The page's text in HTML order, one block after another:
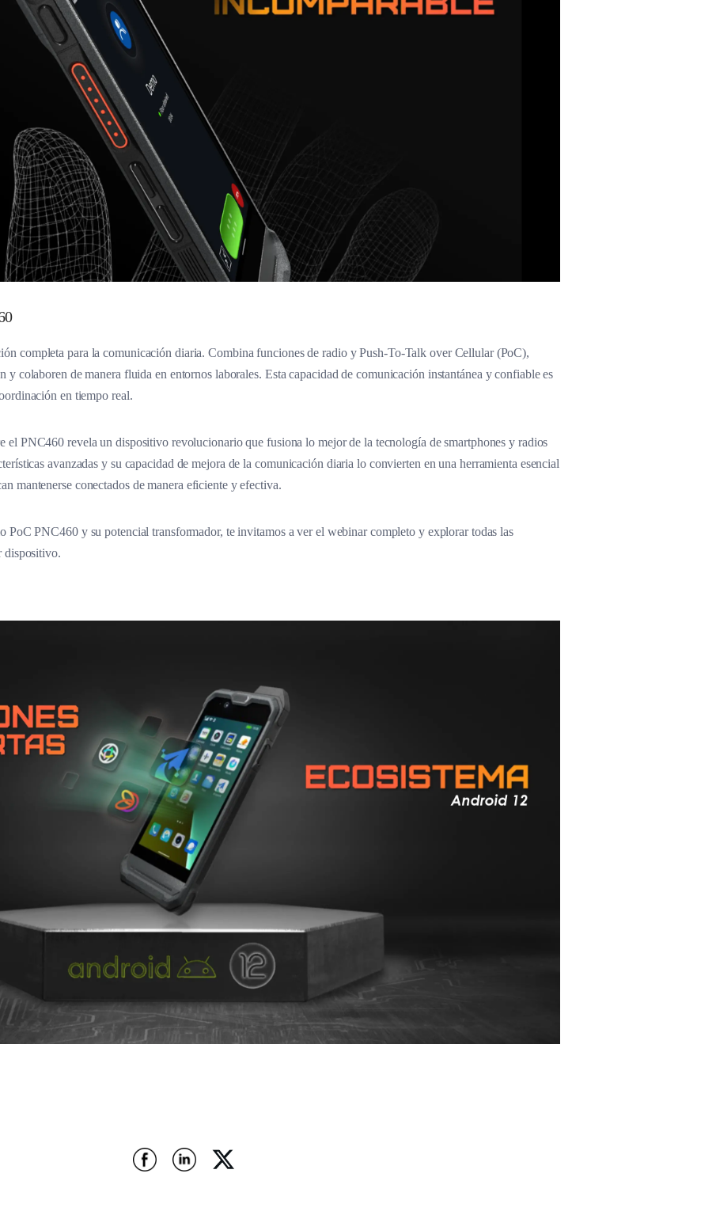
completa para la comunicación diaria. Combina funciones de radio y Push-To-Talk over Cellular (PoC),
y colaboren de manera fluida en entornos laborales. Esta capacidad de comunicación instantánea y confiable es
en tiempo real.
el PNC460 revela un dispositivo revolucionario que fusiona lo mejor de la tecnología de smartphones y radios
avanzadas y su capacidad de mejora de la comunicación diaria lo convierten en una herramienta esencial
mantenerse conectados de manera eficiente y efectiva.
PoC PNC460 y su potencial transformador, te invitamos a ver el webinar completo y explorar todas las
dispositivo.